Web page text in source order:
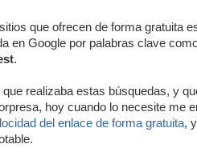
que ofrecen de forma gratuita
en Google por palabras clave
.
realizaba estas búsquedas, y
hoy cuando lo necesite me
del enlace de forma gratuita,